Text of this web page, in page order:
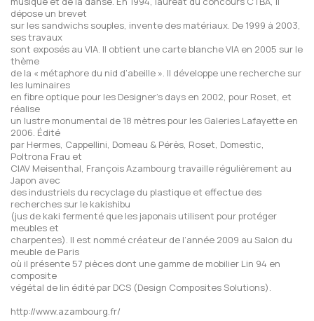
dépose un brevet
sur les sandwichs souples, invente des matériaux. De 1999 à 2003,
ses travaux
sont exposés au VIA. Il obtient une carte blanche VIA en 2005 sur le
thème
de la « métaphore du nid d’abeille ». Il développe une recherche sur
les luminaires
en fibre optique pour les Designer’s days en 2002, pour Roset, et
réalise
un lustre monumental de 18 mètres pour les Galeries Lafayette en
2006. Édité
par Hermes, Cappellini, Domeau & Pérès, Roset, Domestic,
Poltrona Frau et
CIAV Meisenthal, François Azambourg travaille régulièrement au
Japon avec
des industriels du recyclage du plastique et effectue des
recherches sur le kakishibu
(jus de kaki fermenté que les japonais utilisent pour protéger
meubles et
charpentes). Il est nommé créateur de l’année 2009 au Salon du
meuble de Paris
où il présente 57 pièces dont une gamme de mobilier Lin 94 en
composite
végétal de lin édité par DCS (Design Composites Solutions).
http://www.azambourg.fr/